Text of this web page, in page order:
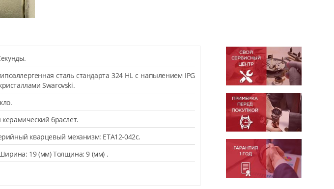
сталь стандарта 324 HL с напылением IPG
Swarovski.
браслет.
кварцевый механизм: ETA12-042c.
19 (мм) Толщина: 9 (мм) .